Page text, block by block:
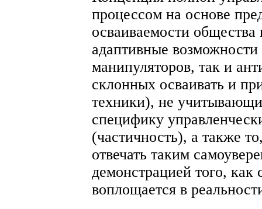
процессом на основе
осваиваемости общества
адаптивные
манипуляторов, так и
склонных осваивать и
техники), не
специфику
(частичность), а также
отвечать таким
демонстрацией того, как
воплощается в